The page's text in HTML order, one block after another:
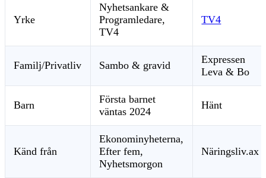
Yrke
Nyhetsankare &
Programledare,
TV4
TV4
Familj/Privatliv Sambo & gravid
Expressen
Leva & Bo
Barn
Första barnet
väntas 2024
Hänt
Känd från
Ekonominyheterna,
Efter fem,
Nyhetsmorgon
Näringsliv.ax